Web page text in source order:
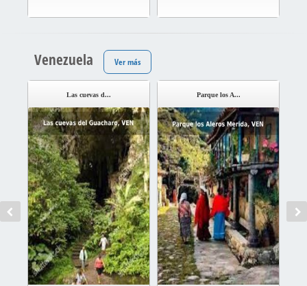
Venezuela Ver más
Las cuevas d... Parque los A...